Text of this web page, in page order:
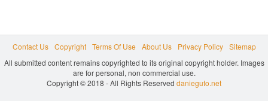
Contact Us Copyright Terms Of Use About Us Privacy Policy
Sitemap
All submitted content remains copyrighted to its original copyright holder. Images
are for personal, non commercial use.
Copyright © 2018 - All Rights Reserved danieguto.net